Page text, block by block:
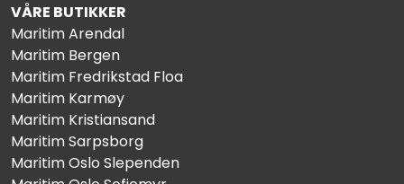
VÅRE BUTIKKER
Maritim Arendal
Maritim Bergen
Maritim Fredrikstad Floa
Maritim Karmøy
Maritim Kristiansand
Maritim Sarpsborg
Maritim Oslo Slependen